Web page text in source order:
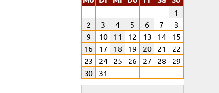
1
2
3 4 5 6 7
8
9
10 11 12 13 14
15
16
17 18 19 20 21
22
23
24 25 26 27 28
29
30
31